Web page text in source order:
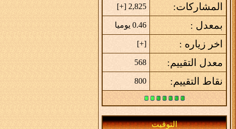
المشاركات: 2,825 [
+
]
بمعدل : 0.46 يوميا
اخر زياره : [
+
]
معدل التقييم: 568
نقاط التقييم: 800
التوقيت